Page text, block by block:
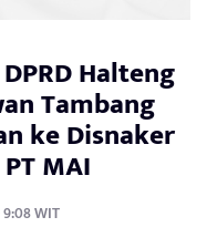
Halteng
Tambang
ke Disnaker
MAI
WIT